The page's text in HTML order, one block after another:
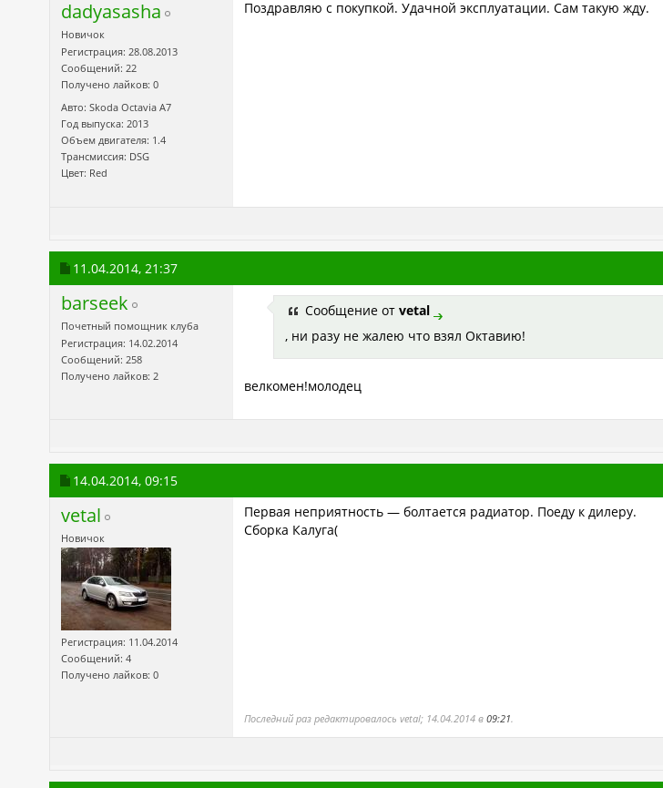
dadyasasha
Новичок
Регистрация: 28.08.2013
Сообщений: 22
Получено лайков: 0
Авто: Skoda Octavia A7
Год выпуска: 2013
Объем двигателя: 1.4
Трансмиссия: DSG
Цвет: Red
Поздравляю с покупкой. Удачной эксплуатации. Сам такую жду.
11.04.2014, 21:37
barseek
Почетный помощник клуба
Регистрация: 14.02.2014
Сообщений: 258
Получено лайков: 2
Сообщение от vetal
, ни разу не жалею что взял Октавию!
велкомен!молодец
14.04.2014, 09:15
vetal
Новичок
Регистрация: 11.04.2014
Сообщений: 4
Получено лайков: 0
Первая неприятность — болтается радиатор. Поеду к дилеру.
Сборка Калуга(
Последний раз редактировалось vetal; 14.04.2014 в 09:21.